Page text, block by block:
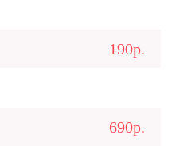
190р.
690р.